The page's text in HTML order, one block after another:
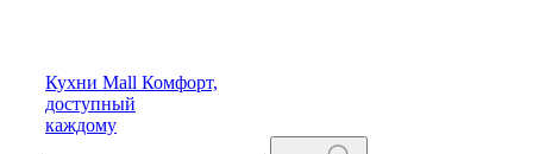
Кухни Mall Комфорт,
доступный
каждому